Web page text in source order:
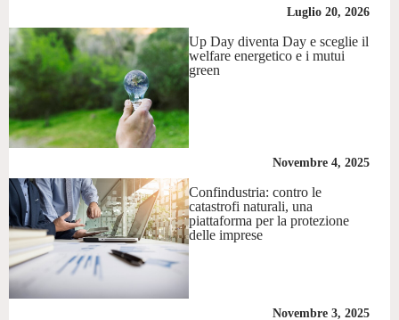
Luglio 20, 2026
Up Day diventa Day e sceglie il
welfare energetico e i mutui
green
Novembre 4, 2025
Confindustria: contro le
catastrofi naturali, una
piattaforma per la protezione
delle imprese
Novembre 3, 2025